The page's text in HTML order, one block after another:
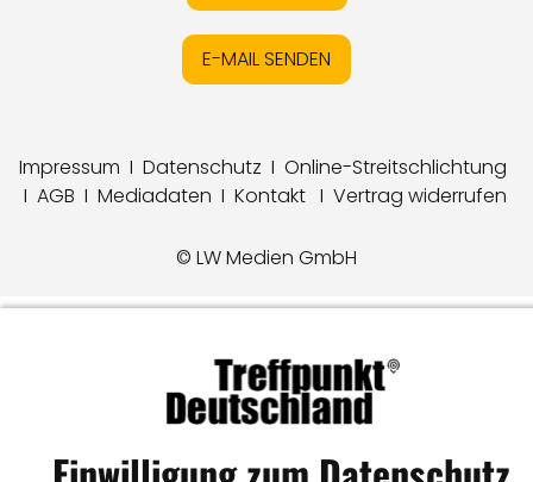
E-MAIL SENDEN
Impressum I Datenschutz I Online-Streitschlichtung
I AGB I Mediadaten I Kontakt I Vertrag widerrufen
© LW Medien GmbH